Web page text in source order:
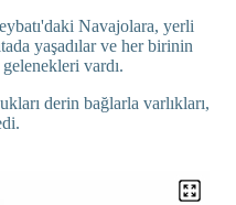
Navajolara, yerli
yaşadılar ve her birinin
vardı.
derin bağlarla varlıkları,